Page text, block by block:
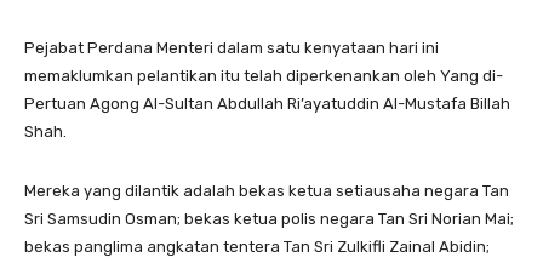
Pejabat Perdana Menteri dalam satu kenyataan hari ini
memaklumkan pelantikan itu telah diperkenankan oleh Yang di-
Pertuan Agong Al-Sultan Abdullah Ri’ayatuddin Al-Mustafa Billah
Shah.
Mereka yang dilantik adalah bekas ketua setiausaha negara Tan
Sri Samsudin Osman; bekas ketua polis negara Tan Sri Norian Mai;
bekas panglima angkatan tentera Tan Sri Zulkifli Zainal Abidin;